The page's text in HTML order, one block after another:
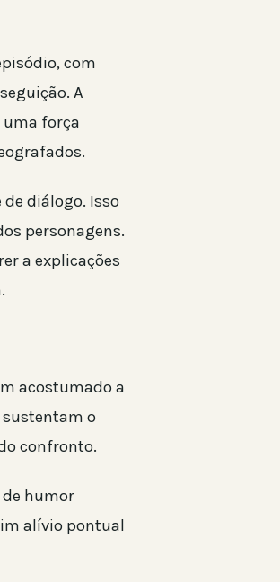
com
A
força
diálogo. Isso
personagens.
a explicações
acostumado a
sustentam o
confronto.
humor
alívio pontual